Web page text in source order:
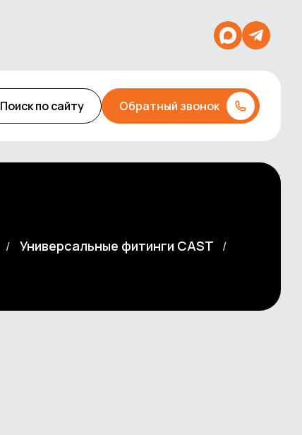
Поиск по сайту Обратный звонок
Универсальные фитинги CAST